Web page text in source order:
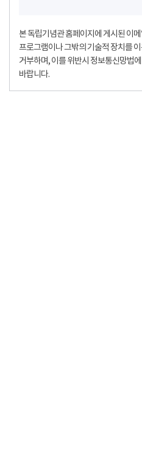
본 독립기념관 홈페이지에 게시된 이
프로그램이나 그밖의 기술적 장치를
거부하며, 이를 위반시 정보통신망법
바랍니다.